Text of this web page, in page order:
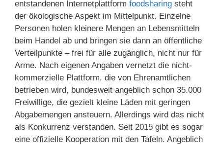
entstandenen Internetplattform foodsharing steht
der ökologische Aspekt im Mittelpunkt. Einzelne
Personen holen kleinere Mengen an Lebensmitteln
beim Handel ab und bringen sie dann an öffentliche
Verteilpunkte – frei für alle zugänglich, nicht nur für
Arme. Nach eigenen Angaben vernetzt die nicht-
kommerzielle Plattform, die von Ehrenamtlichen
betrieben wird, bundesweit angeblich schon 35.000
Freiwillige, die gezielt kleine Läden mit geringen
Abgabemengen ansteuern. Allerdings wird das nicht
als Konkurrenz verstanden. Seit 2015 gibt es sogar
eine offizielle Kooperation mit den Tafeln. Angeblich